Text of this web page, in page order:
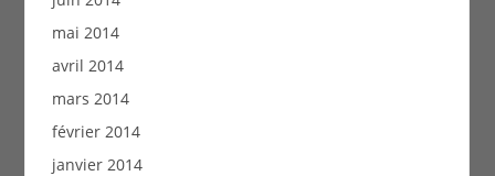
mai 2014
avril 2014
mars 2014
février 2014
janvier 2014